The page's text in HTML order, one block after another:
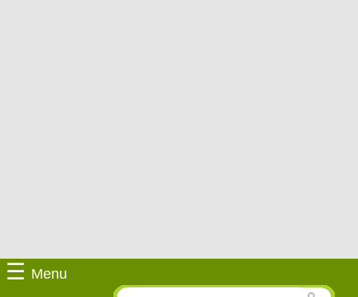
☰ Menu